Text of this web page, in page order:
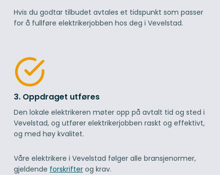
Hvis du godtar tilbudet avtales et tidspunkt som passer
for å fullføre elektrikerjobben hos deg i Vevelstad.
3. Oppdraget utføres
Den lokale elektrikeren møter opp på avtalt tid og sted i
Vevelstad, og utfører elektrikerjobben raskt og effektivt,
og med høy kvalitet.
Våre elektrikere i Vevelstad følger alle bransjenormer,
gjeldende forskrifter og krav.